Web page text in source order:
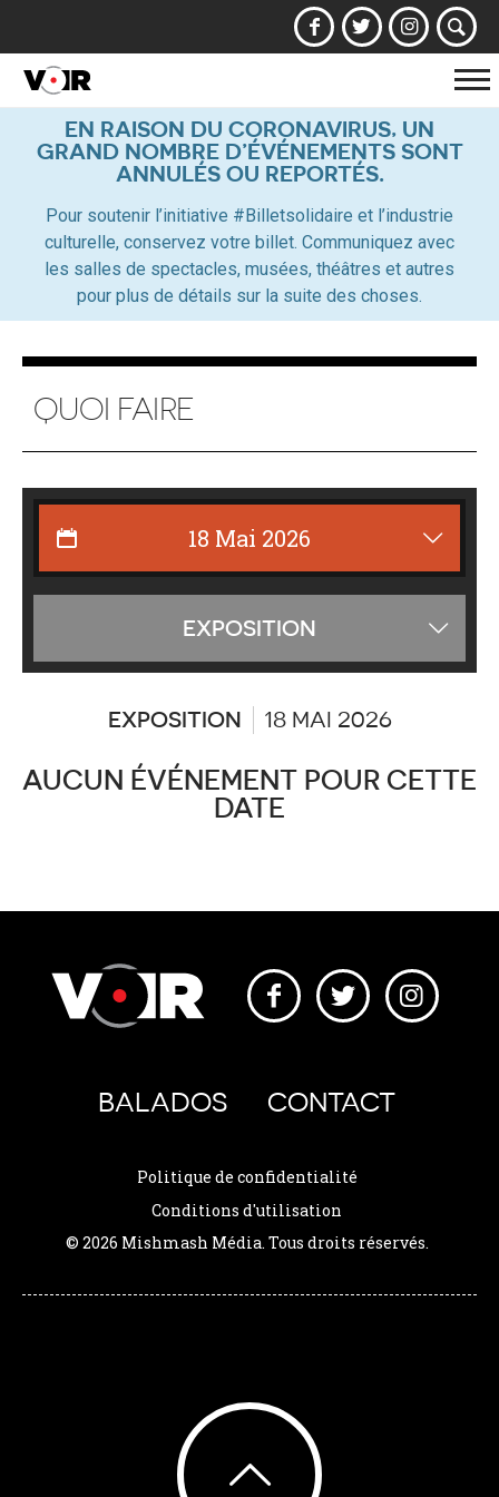
la
EN RAISON DU CORONAVIRUS, UN
GRAND NOMBRE D’ÉVÉNEMENTS SONT
ANNULÉS OU REPORTÉS.
Pour soutenir l’initiative #Billetsolidaire et l’industrie
culturelle, conservez votre billet. Communiquez avec
les salles de spectacles, musées, théâtres et autres
pour plus de détails sur la suite des choses.
QUOI FAIRE
EXPOSITION
les
EXPOSITION 18 MAI 2026
AUCUN ÉVÉNEMENT POUR CETTE
DATE
BALADOS CONTACT
Politique de confidentialité
Conditions d'utilisation
© 2026 Mishmash Média. Tous droits réservés.